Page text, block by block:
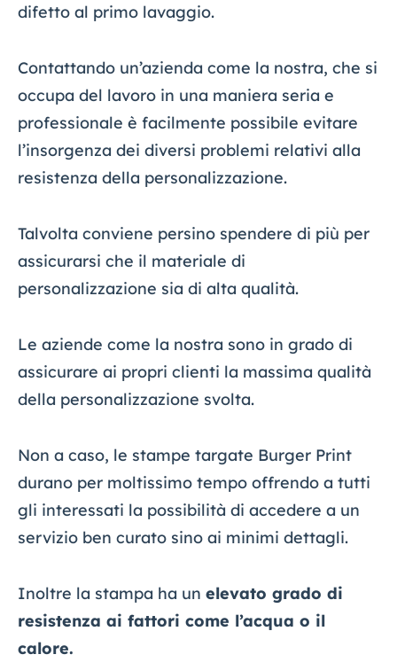
difetto al primo lavaggio.
Contattando un’azienda come la nostra, che si
occupa del lavoro in una maniera seria e
professionale è facilmente possibile evitare
l’insorgenza dei diversi problemi relativi alla
resistenza della personalizzazione.
Talvolta conviene persino spendere di più per
assicurarsi che il materiale di
personalizzazione sia di alta qualità.
Le aziende come la nostra sono in grado di
assicurare ai propri clienti la massima qualità
della personalizzazione svolta.
Non a caso, le stampe targate Burger Print
durano per moltissimo tempo offrendo a tutti
gli interessati la possibilità di accedere a un
servizio ben curato sino ai minimi dettagli.
Inoltre la stampa ha un elevato grado di
resistenza ai fattori come l’acqua o il
calore.